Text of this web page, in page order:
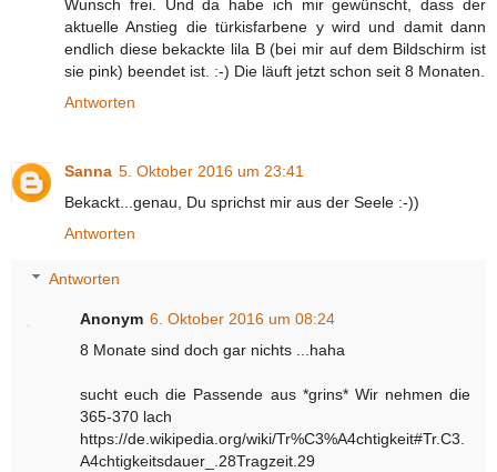
Wunsch frei. Und da habe ich mir gewünscht, dass der
aktuelle Anstieg die türkisfarbene y wird und damit dann
endlich diese bekackte lila B (bei mir auf dem Bildschirm ist
sie pink) beendet ist. :-) Die läuft jetzt schon seit 8 Monaten.
Antworten
Sanna 5. Oktober 2016 um 23:41
Bekackt...genau, Du sprichst mir aus der Seele :-))
Antworten
Antworten
Anonym 6. Oktober 2016 um 08:24
8 Monate sind doch gar nichts ...haha
sucht euch die Passende aus *grins* Wir nehmen die
365-370 lach
https://de.wikipedia.org/wiki/Tr%C3%A4chtigkeit#Tr.C3.
A4chtigkeitsdauer_.28Tragzeit.29